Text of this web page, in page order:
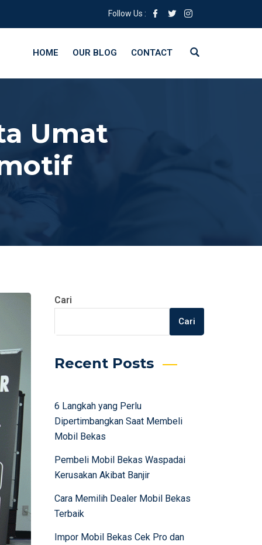
Follow Us :
HOME OUR BLOG CONTACT
Umat
Cari
Cari
Recent Posts
6 Langkah yang Perlu
Dipertimbangkan Saat Membeli
Mobil Bekas
Pembeli Mobil Bekas Waspadai
Kerusakan Akibat Banjir
Cara Memilih Dealer Mobil Bekas
Terbaik
Impor Mobil Bekas Cek Pro dan